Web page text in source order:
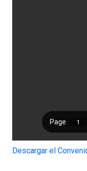
Descargar el